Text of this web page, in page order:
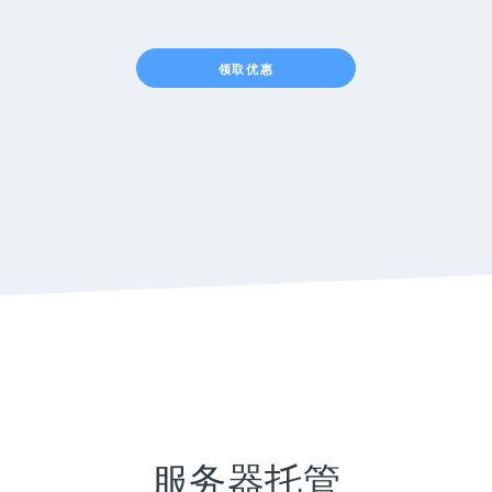
领取优惠
服务器托管